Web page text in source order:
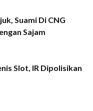
Suami Di CNG
Sajam
Slot, IR Dipolisikan